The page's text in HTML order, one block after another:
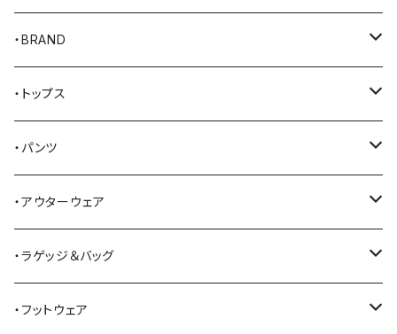
・BRAND
AKER
Alden
ALFONSO'S OF HOLLYWOOD LEATHER
All American Khakis
American Optical
・トップス
Tシャツ
シャツ
ベスト
セーター
・パンツ
ジーンズ
ワークパンツ
オーバーオール
・アウターウェア
コート
ジャケット
・ラゲッジ＆バッグ
トートバッグ
・フットウェア